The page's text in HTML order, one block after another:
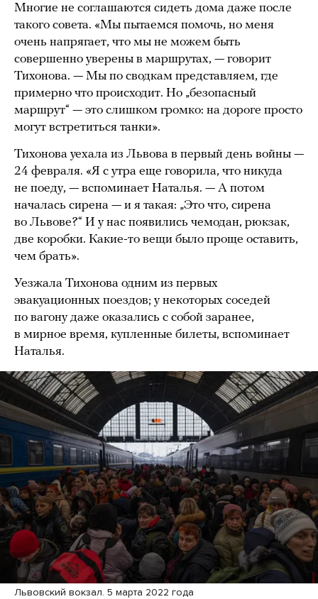
Многие не соглашаются сидеть дома даже после
такого совета. «Мы пытаемся помочь, но меня
очень напрягает, что мы не можем быть
совершенно уверены в маршрутах, — говорит
Тихонова. — Мы по сводкам представляем, где
примерно что происходит. Но „безопасный
маршрут“ — это слишком громко: на дороге просто
могут встретиться танки».
Тихонова уехала из Львова в первый день войны —
24 февраля. «Я с утра еще говорила, что никуда
не поеду, — вспоминает Наталья. — А потом
началась сирена — и я такая: „Это что, сирена
во Львове?“ И у нас появились чемодан, рюкзак,
две коробки. Какие-то вещи было проще оставить,
чем брать».
Уезжала Тихонова одним из первых
эвакуационных поездов; у некоторых соседей
по вагону даже оказались с собой заранее,
в мирное время, купленные билеты, вспоминает
Наталья.
Львовский вокзал. 5 марта 2022 года